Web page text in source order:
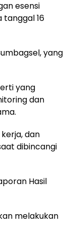
esensi
16
yang
yang
dan
dan
dibincangi
Hasil
melakukan